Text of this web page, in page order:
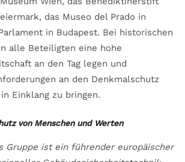
das Museo del Prado in
in Budapest. Bei historischen
alle Beteiligten eine hohe
an den Tag legen und
an den Denkmalschutz
Einklang zu bringen.
von Menschen und Werten
Gruppe ist ein führender europäischer